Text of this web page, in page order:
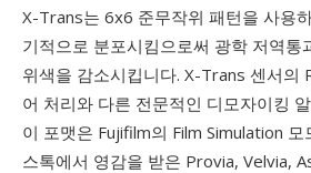
X-Trans는 6x6 준무작위 패턴을 사용
기적으로 분포시킴으로써 광학 저역통
위색을 감소시킵니다. X-Trans 센서의
어 처리와 다른 전문적인 디모자이킹
이 포맷은 Fujifilm의 Film Simulation
스톡에서 영감을 받은 Provia, Velvia,